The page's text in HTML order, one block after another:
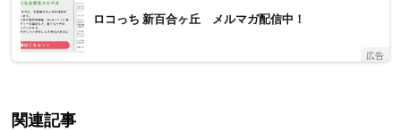
ロコっち 新百合ヶ丘 メルマガ配信中！
広告
関連記事